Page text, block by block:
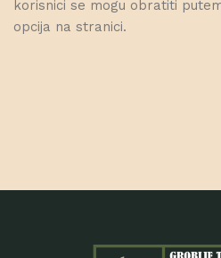
korisnici se mogu obratiti
opcija na stranici.